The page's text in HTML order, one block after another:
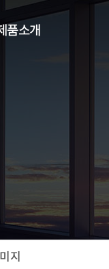
품소개
ALED Series
지